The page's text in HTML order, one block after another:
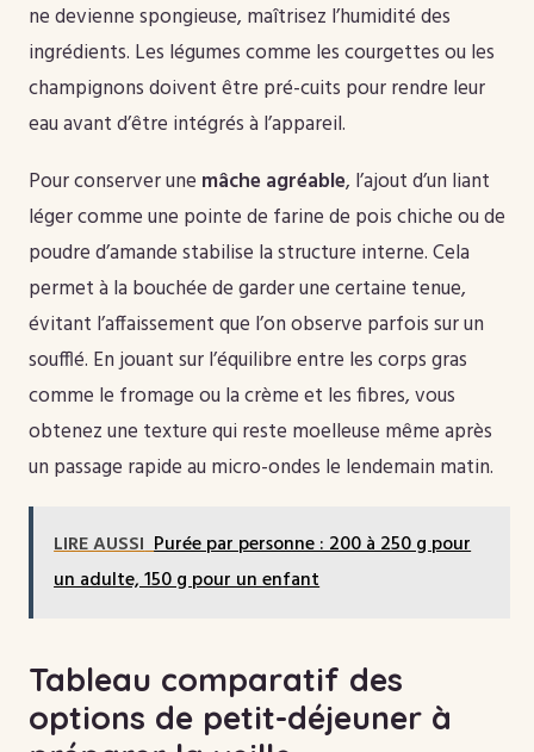
ne devienne spongieuse, maîtrisez l’humidité des
ingrédients. Les légumes comme les courgettes ou les
champignons doivent être pré-cuits pour rendre leur
eau avant d’être intégrés à l’appareil.
Pour conserver une mâche agréable, l’ajout d’un liant
léger comme une pointe de farine de pois chiche ou de
poudre d’amande stabilise la structure interne. Cela
permet à la bouchée de garder une certaine tenue,
évitant l’affaissement que l’on observe parfois sur un
soufflé. En jouant sur l’équilibre entre les corps gras
comme le fromage ou la crème et les fibres, vous
obtenez une texture qui reste moelleuse même après
un passage rapide au micro-ondes le lendemain matin.
LIRE AUSSI Purée par personne : 200 à 250 g pour
un adulte, 150 g pour un enfant
Tableau comparatif des
options de petit-déjeuner à